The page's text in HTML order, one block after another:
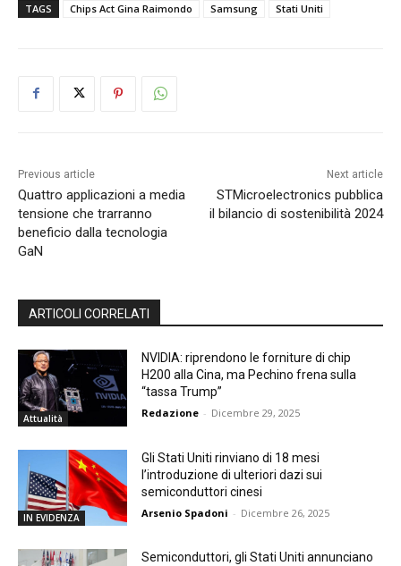
TAGS Chips Act Gina Raimondo Samsung Stati Uniti
Previous article
Quattro applicazioni a media
tensione che trarranno
beneficio dalla tecnologia
GaN
Next article
STMicroelectronics pubblica
il bilancio di sostenibilità 2024
ARTICOLI CORRELATI
Attualità
NVIDIA: riprendono le forniture di chip
H200 alla Cina, ma Pechino frena sulla
“tassa Trump”
Redazione - Dicembre 29, 2025
IN EVIDENZA
Gli Stati Uniti rinviano di 18 mesi
l’introduzione di ulteriori dazi sui
semiconduttori cinesi
Arsenio Spadoni - Dicembre 26, 2025
Semiconduttori, gli Stati Uniti annunciano